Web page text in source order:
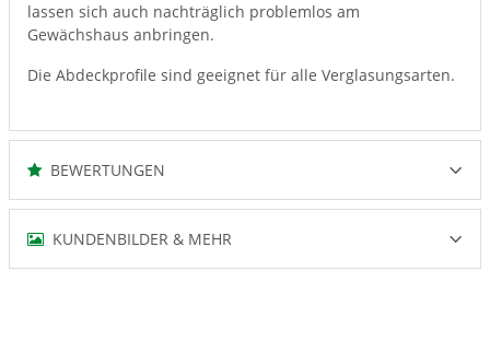
lassen sich auch nachträglich problemlos am
Gewächshaus anbringen.
Die Abdeckprofile sind geeignet für alle Verglasungsarten.
BEWERTUNGEN
KUNDENBILDER & MEHR